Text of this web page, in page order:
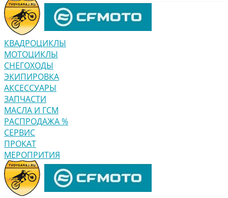
КВАДРОЦИКЛЫ
МОТОЦИКЛЫ
СНЕГОХОДЫ
ЭКИПИРОВКА
АКСЕССУАРЫ
ЗАПЧАСТИ
МАСЛА И ГСМ
РАСПРОДАЖА %
СЕРВИС
ПРОКАТ
МЕРОПРИТИЯ